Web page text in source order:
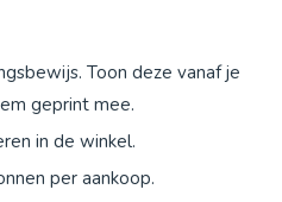
Toon deze vanaf je
geprint mee.
in de winkel.
per aankoop.